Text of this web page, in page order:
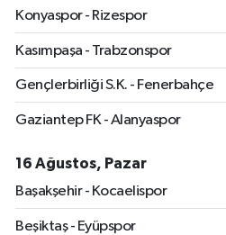
Konyaspor - Rizespor
Kasımpaşa - Trabzonspor
Gençlerbirliği S.K. - Fenerbahçe
Gaziantep FK - Alanyaspor
16 Ağustos, Pazar
Başakşehir - Kocaelispor
Beşiktaş - Eyüpspor